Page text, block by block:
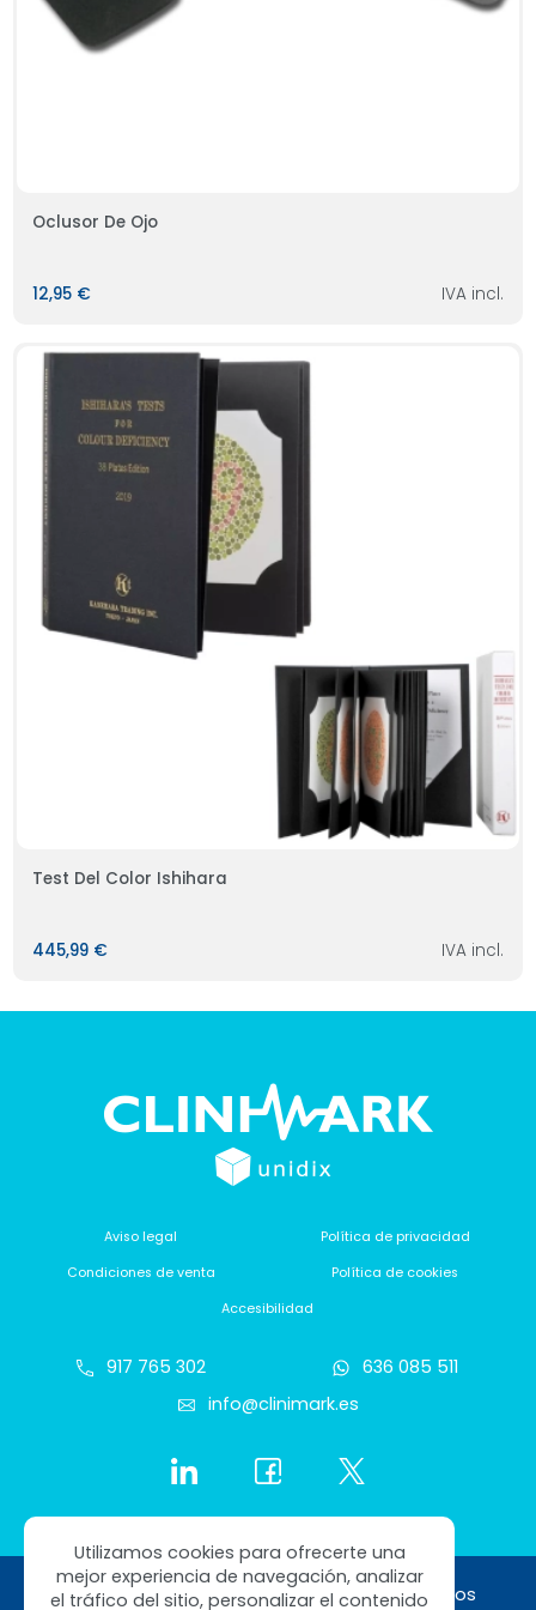
Utilizamos cookies para ofrecerte una
mejor experiencia de navegación, analizar
el tráfico del sitio, personalizar el contenido
Oclusor De Ojo
12,95 € IVA incl.
Test Del Color Ishihara
445,99 € IVA incl.
Aviso legal
Política de privacidad
Condiciones de venta
Política de cookies
Accesibilidad
917 765 302
636 085 511
info@clinimark.es
Copyright © 2026 Clinimark. Todos los derechos